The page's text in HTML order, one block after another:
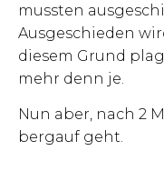
mussten
Ausgeschieden
diesem Grund
mehr denn je.
Nun aber, nach 2
bergauf geht.